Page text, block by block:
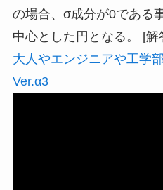
の場合、σ成分が0である
中心とした円となる。 [
大人やエンジニアや工学
Ver.α3